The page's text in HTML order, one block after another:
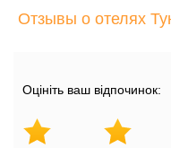
Надішліть
Експерт
Отзывы о отелях
Оцініть ваш відпочинок: